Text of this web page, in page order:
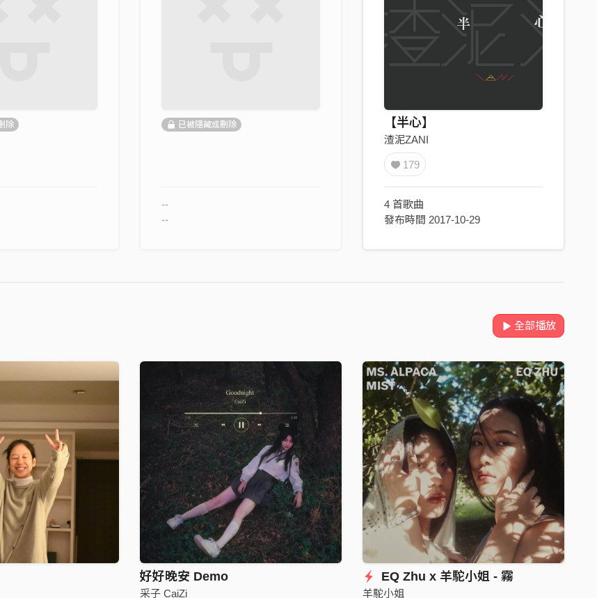
除 已被隱藏或刪除
--
--
【半心】
渣泥ZANI
179
4 首歌曲
發布時間 2017-10-29
全部播放
好好晚安 Demo
采子 CaiZi
EQ Zhu x 羊駝小姐 - 霧
羊駝小姐